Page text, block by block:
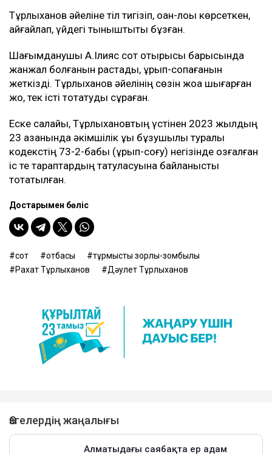
Тұрлыханов әйеліне тіл тигізіп, қоқан-лоқы көрсеткен,
айғайлап, үйдегі тыныштықты бұзған.
Шағымданушы А.Ілияс сот отырысы барысында
жанжал болғанын растады, ұрып-соқпағанын
жеткізді. Тұрлыханов әйелінің сөзін жоққа шығарған
жоқ, тек істі тоқтатуды сұраған.
Еске салайық, Тұрлыхановтың үстінен 2023 жылдың
23 қазанында әкімшілік құқық бұзушылық туралы
кодекстің 73-2-бабы (ұрып-соғу) негізінде қозғалған
іс те тараптардың татуласуына байланысты
тоқтатылған.
Достарыңмен бөліс
сот отбасы
тұрмыстық зорлық-зомбылық
Рахат Тұрлыханов
Дәулет Тұрлыханов